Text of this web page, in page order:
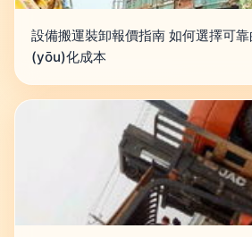
設備搬運裝卸報價指南 如何選擇可
(yōu)化成本